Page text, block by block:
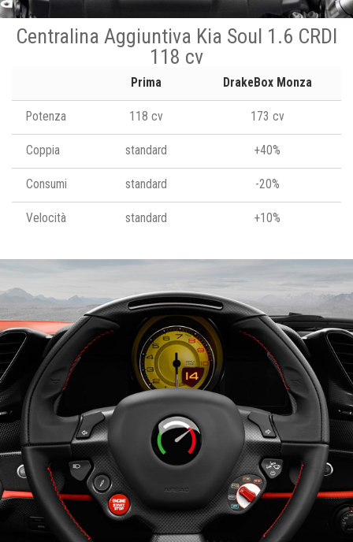
Centralina Aggiuntiva Kia Soul 1.6 CRDI
118 cv
Prima DrakeBox Monza
Potenza 118 cv 173 cv
Coppia standard +40%
Consumi standard -20%
Velocità standard +10%